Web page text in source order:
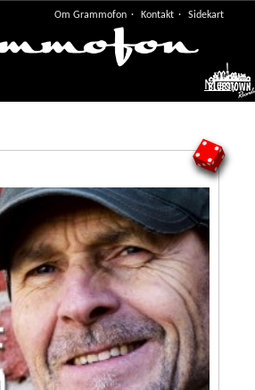
Om Grammofon Kontakt Sidekart
Meny